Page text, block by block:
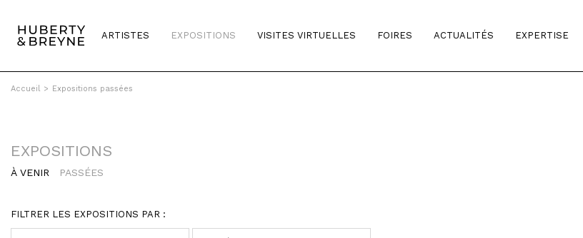
ARTISTES EXPOSITIONS VISITES VIRTUELLES FOIRES ACTUALITÉS EXPERTISE
Accueil > Expositions passées
EXPOSITIONS
À VENIR PASSÉES
FILTRER LES EXPOSITIONS PAR :